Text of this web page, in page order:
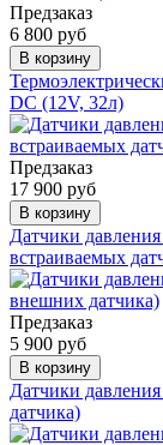
Предзаказ
6 800 руб
В корзину
DC (12V, 32л)
Предзаказ
17 900 руб
В корзину
Датчики
встраиваемых
Предзаказ
5 900 руб
В корзину
Датчики
датчика)